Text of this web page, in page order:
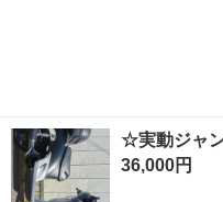
☆実動ジャ
36,000円